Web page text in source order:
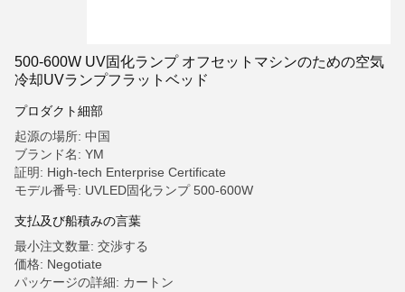
500-600W UV固化ランプ オフセットマシンのための空気
冷却UVランプフラットベッド
プロダクト細部
起源の場所: 中国
ブランド名: YM
証明: High-tech Enterprise Certificate
モデル番号: UVLED固化ランプ 500-600W
支払及び船積みの言葉
最小注文数量: 交渉する
価格: Negotiate
パッケージの詳細: カートン